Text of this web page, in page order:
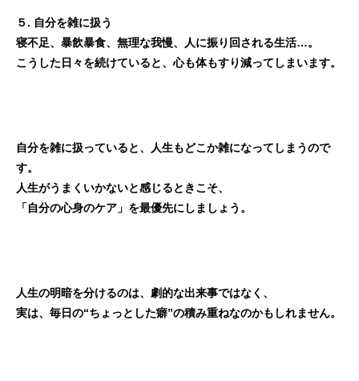
５. 自分を雑に扱う
寝不足、暴飲暴食、無理な我慢、人に振り回される生活…。
こうした日々を続けていると、心も体もすり減ってしまいます。
自分を雑に扱っていると、人生もどこか雑になってしまうので
す。
人生がうまくいかないと感じるときこそ、
「自分の心身のケア」を最優先にしましょう。
人生の明暗を分けるのは、劇的な出来事ではなく、
実は、毎日の“ちょっとした癖”の積み重ねなのかもしれません。